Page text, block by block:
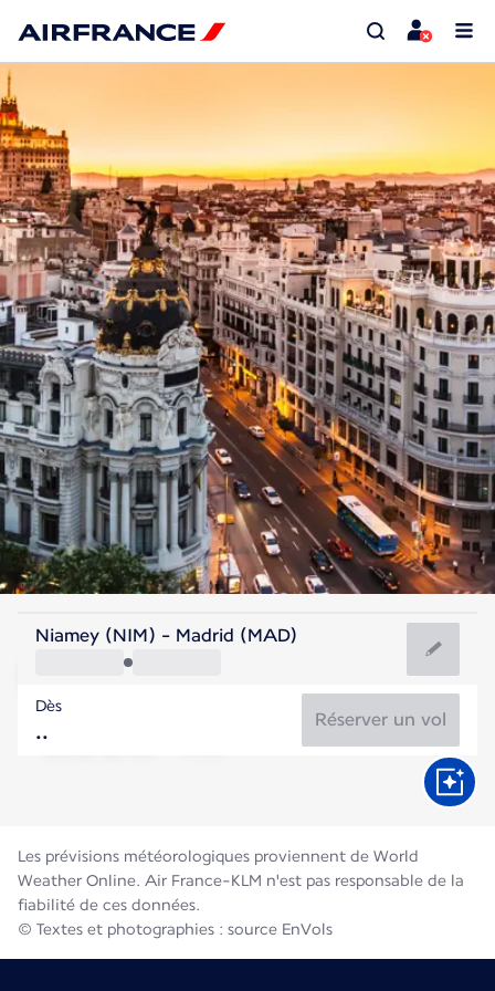
Espagne
Madrid
Espagne
Durée du vol
Niamey (NIM) - Madrid (MAD)
Dès
Réserver un vol
Les prévisions météorologiques proviennent de World
Weather Online. Air France-KLM n'est pas responsable de la
fiabilité de ces données.
© Textes et photographies : source EnVols